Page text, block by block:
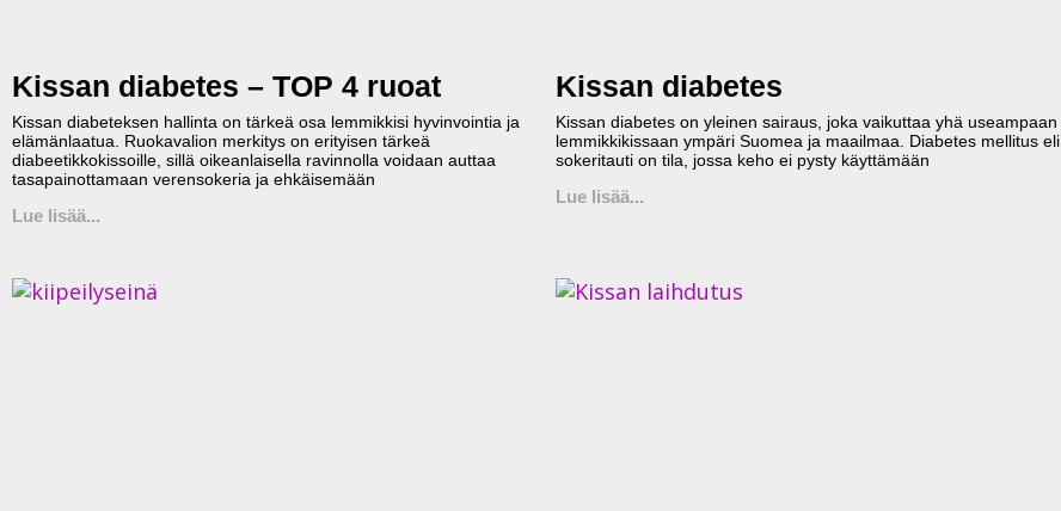
Kissan diabetes – TOP 4 ruoat
Kissan diabeteksen hallinta on tärkeä osa lemmikkisi hyvinvointia ja
elämänlaatua. Ruokavalion merkitys on erityisen tärkeä
diabeetikkokissoille, sillä oikeanlaisella ravinnolla voidaan auttaa
tasapainottamaan verensokeria ja ehkäisemään
Lue lisää...
Kissan diabetes
Kissan diabetes on yleinen sairaus, joka vaikuttaa yhä useampaan
lemmikkikissaan ympäri Suomea ja maailmaa. Diabetes mellitus eli
sokeritauti on tila, jossa keho ei pysty käyttämään
Lue lisää...